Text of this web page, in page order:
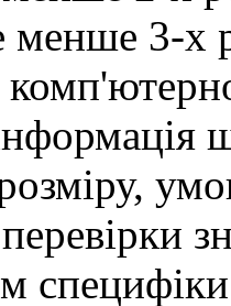
менше 3-х